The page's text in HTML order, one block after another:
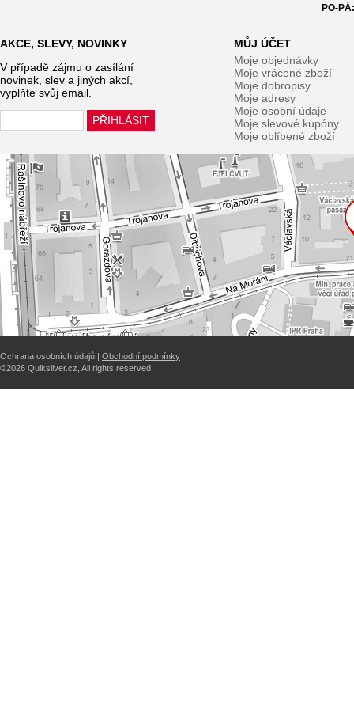
PO-
AKCE, SLEVY, NOVINKY
V případě zájmu o zasílání
novinek, slev a jiných akcí,
vyplňte svůj email.
MŮJ ÚČET
Moje objednávky
Moje vrácené zboží
Moje dobropisy
Moje adresy
Moje osobní údaje
Moje slevové kupóny
Moje oblíbené zboží
Ochrana osobních údajů | Obchodní podmínky
©2026 Quiksilver.cz, All rights reserved